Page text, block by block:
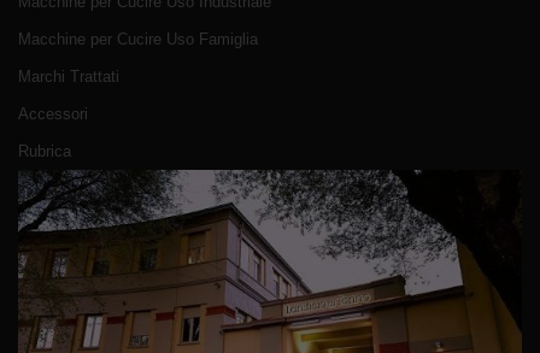
Macchine per Cucire Uso Famiglia
Marchi Trattati
Accessori
Rubrica